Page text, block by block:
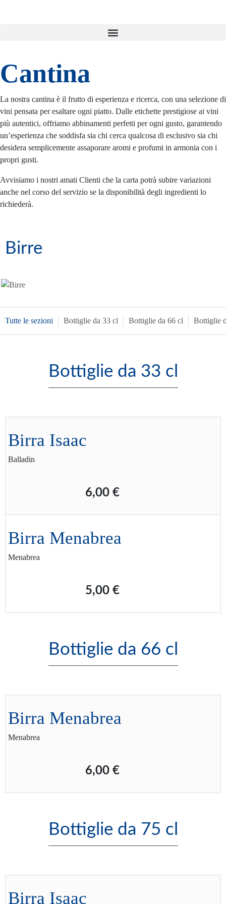
Cantina
La nostra cantina è il frutto di esperienza e ricerca, con una selezione di
vini pensata per esaltare ogni piatto. Dalle etichette prestigiose ai vini
più autentici, offriamo abbinamenti perfetti per ogni gusto, garantendo
un’esperienza che soddisfa sia chi cerca qualcosa di esclusivo sia chi
desidera semplicemente assaporare aromi e profumi in armonia con i
propri gusti.
Avvisiamo i nostri amati Clienti che la carta potrà subire variazioni
anche nel corso del servizio se la disponibilità degli ingredienti lo
richiederà.
Birre
Tutte le sezioni Bottiglie da 33 cl Bottiglie da 66 cl Bottiglie
Bottiglie da 33 cl
Birra Isaac
Balladin
6,00 €
Birra Menabrea
Menabrea
5,00 €
Bottiglie da 66 cl
Birra Menabrea
Menabrea
6,00 €
Bottiglie da 75 cl
Birra Isaac